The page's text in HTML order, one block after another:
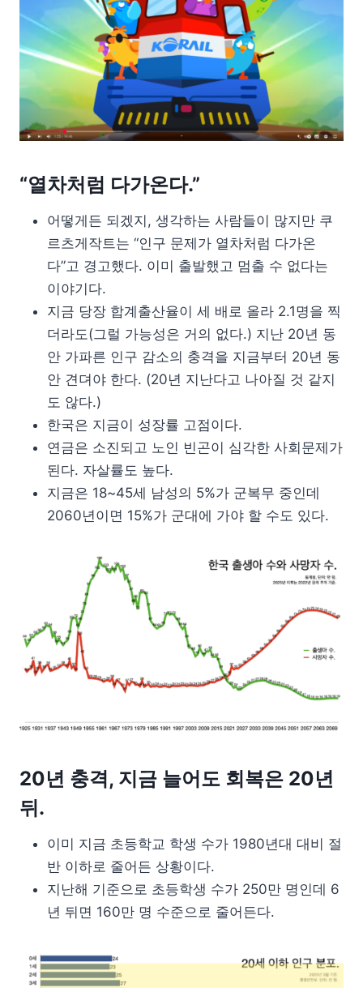
“열차처럼 다가온다.”
어떻게든 되겠지, 생각하는 사람들이 많지만 쿠
르츠게작트는 “인구 문제가 열차처럼 다가온
다”고 경고했다. 이미 출발했고 멈출 수 없다는
이야기다.
지금 당장 합계출산율이 세 배로 올라 2.1명을 찍
더라도(그럴 가능성은 거의 없다.) 지난 20년 동
안 가파른 인구 감소의 충격을 지금부터 20년 동
안 견뎌야 한다. (20년 지난다고 나아질 것 같지
도 않다.)
한국은 지금이 성장률 고점이다.
연금은 소진되고 노인 빈곤이 심각한 사회문제가
된다. 자살률도 높다.
지금은 18~45세 남성의 5%가 군복무 중인데
2060년이면 15%가 군대에 가야 할 수도 있다.
20년 충격, 지금 늘어도 회복은 20년
뒤.
이미 지금 초등학교 학생 수가 1980년대 대비 절
반 이하로 줄어든 상황이다.
지난해 기준으로 초등학생 수가 250만 명인데 6
년 뒤면 160만 명 수준으로 줄어든다.